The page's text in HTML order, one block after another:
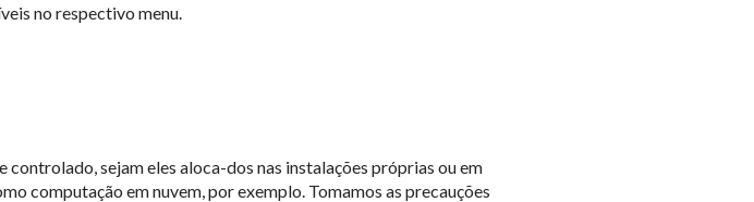
no respectivo menu.
sejam eles aloca-dos nas instalações próprias ou em
computação em nuvem, por exemplo. Tomamos as precauções